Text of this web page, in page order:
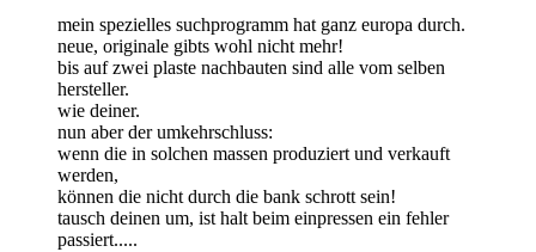
mein spezielles suchprogramm hat ganz europa durch.
neue, originale gibts wohl nicht mehr!
bis auf zwei plaste nachbauten sind alle vom selben
hersteller.
wie deiner.
nun aber der umkehrschluss:
wenn die in solchen massen produziert und verkauft
werden,
können die nicht durch die bank schrott sein!
tausch deinen um, ist halt beim einpressen ein fehler
passiert.....